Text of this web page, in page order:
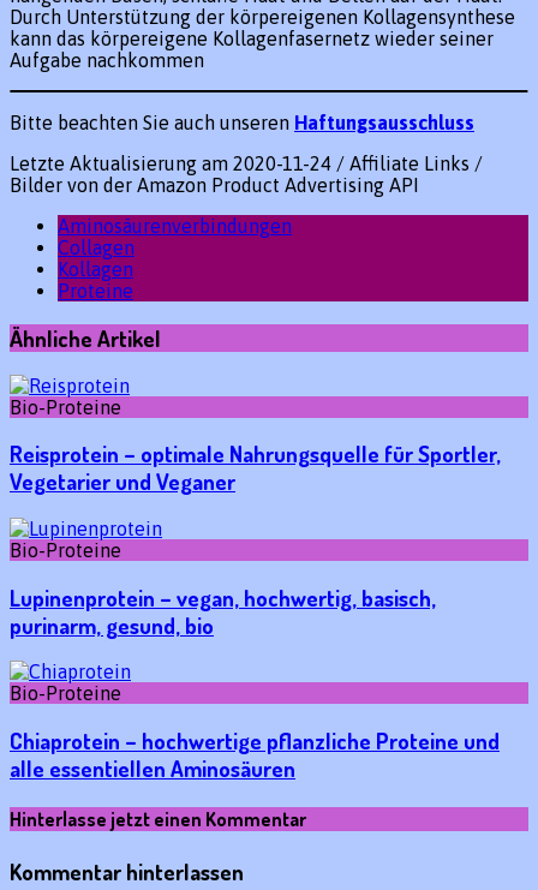
Durch Unterstützung der körpereigenen Kollagensynthese
kann das körpereigene Kollagenfasernetz wieder seiner
Aufgabe nachkommen
Bitte beachten Sie auch unseren Haftungsausschluss
Letzte Aktualisierung am 2020-11-24 / Affiliate Links /
Bilder von der Amazon Product Advertising API
Aminosäurenverbindungen
Collagen
Kollagen
Proteine
Ähnliche Artikel
Bio-Proteine
Reisprotein – optimale Nahrungsquelle für Sportler,
Vegetarier und Veganer
Bio-Proteine
Lupinenprotein – vegan, hochwertig, basisch,
purinarm, gesund, bio
Bio-Proteine
Chiaprotein – hochwertige pflanzliche Proteine und
alle essentiellen Aminosäuren
Hinterlasse jetzt einen Kommentar
Kommentar hinterlassen